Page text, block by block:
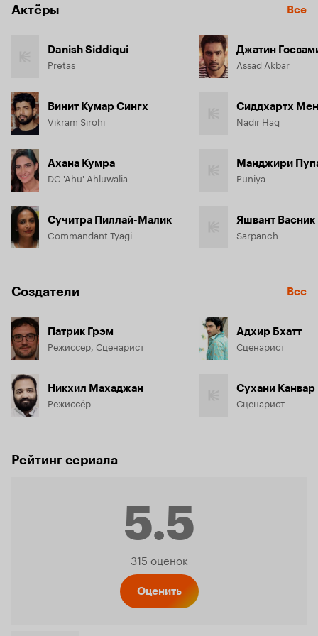
Актёры Все
Danish Siddiqui
Pretas
Винит Кумар Сингх
Vikram Sirohi
Ахана Кумра
DC 'Ahu' Ahluwalia
Сучитра Пиллай-Малик
Commandant Tyagi
Джатин
Assad Akbar
Сиддхартх
Nadir Haq
Манджири
Puniya
Яшвант Васник
Sarpanch
Создатели Все
Патрик Грэм
Режиссёр, Сценарист
Никхил Махаджан
Режиссёр
Адхир Бхатт
Сценарист
Сухани Канвар
Сценарист
Рейтинг сериала
5.5
Рейтинг
315 оценок
Оценить